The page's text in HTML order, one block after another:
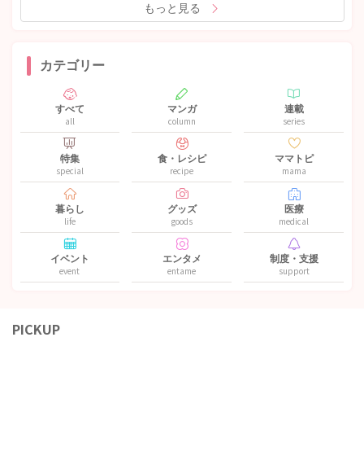
もっと見る
カテゴリー
すべて
all
マンガ
column
連載
series
特集
special
食・レシピ
recipe
ママトピ
mama
暮らし
life
グッズ
goods
医療
medical
イベント
event
エンタメ
entame
制度・支援
support
PICKUP